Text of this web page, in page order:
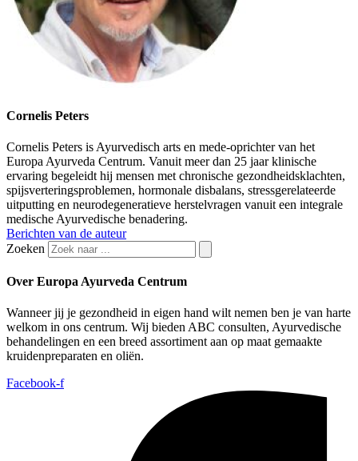
Cornelis Peters
Cornelis Peters is Ayurvedisch arts en mede-oprichter van het
Europa Ayurveda Centrum. Vanuit meer dan 25 jaar klinische
ervaring begeleidt hij mensen met chronische gezondheidsklachten,
spijsverteringsproblemen, hormonale disbalans, stressgerelateerde
uitputting en neurodegeneratieve herstelvragen vanuit een integrale
medische Ayurvedische benadering.
Berichten van de auteur
Zoeken
Over Europa Ayurveda Centrum
Wanneer jij je gezondheid in eigen hand wilt nemen ben je van harte
welkom in ons centrum. Wij bieden ABC consulten, Ayurvedische
behandelingen en een breed assortiment aan op maat gemaakte
kruidenpreparaten en oliën.
Facebook-f